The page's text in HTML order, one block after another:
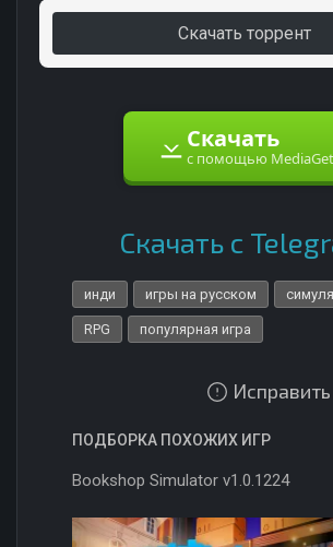
Скачать торрент
Скачать
с помощью MediaGet
Скачать с
инди игры на русском
RPG популярная игра
ПОДБОРКА ПОХОЖИХ ИГР
Bookshop Simulator v1.0.1224